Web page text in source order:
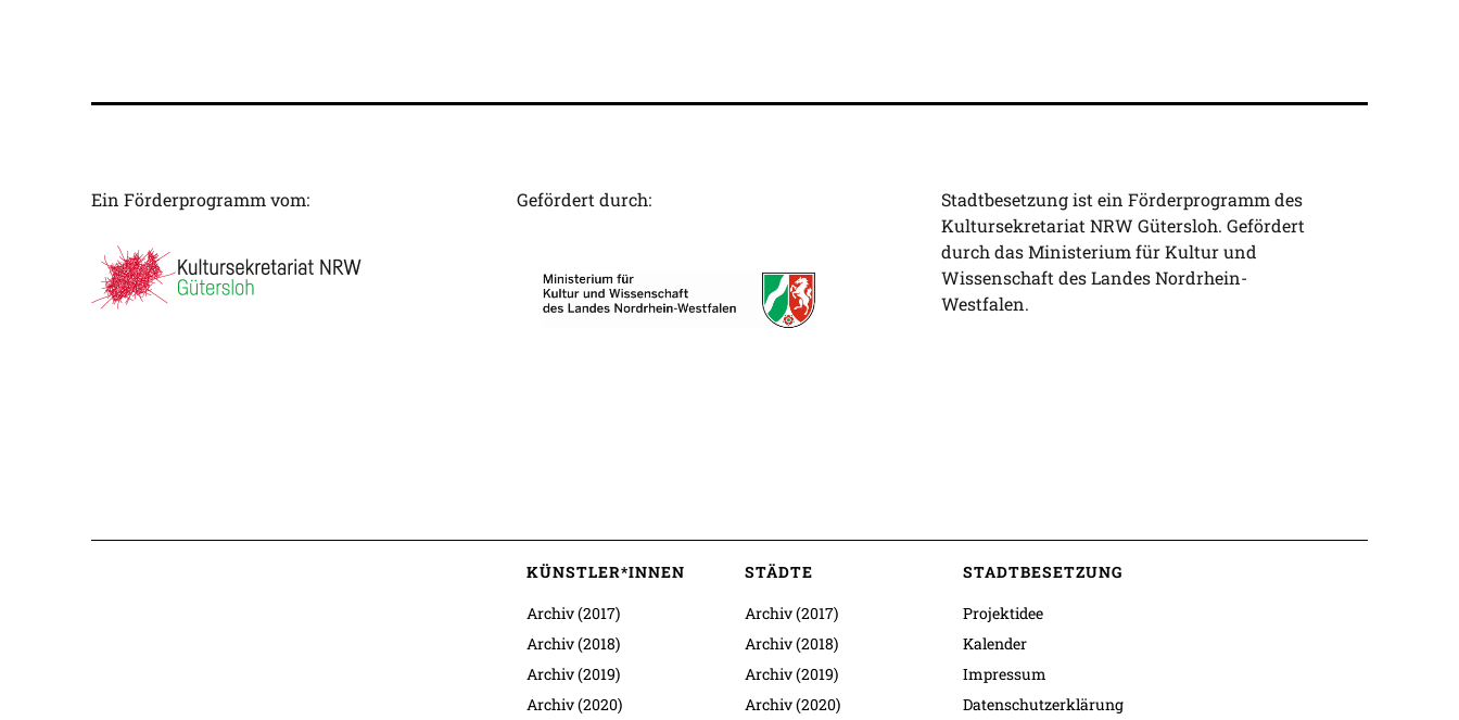
Ein Förderprogramm vom: Gefördert durch:
Stadtbesetzung ist ein Förderprogramm des
Kultursekretariat NRW Gütersloh. Gefördert
durch das Ministerium für Kultur und
Wissenschaft des Landes Nordrhein-
Westfalen.
KÜNSTLER*INNEN
Archiv (2017)
Archiv (2018)
Archiv (2019)
Archiv (2020)
STÄDTE
Archiv (2017)
Archiv (2018)
Archiv (2019)
Archiv (2020)
STADTBESETZUNG
Projektidee
Kalender
Impressum
Datenschutzerklärung